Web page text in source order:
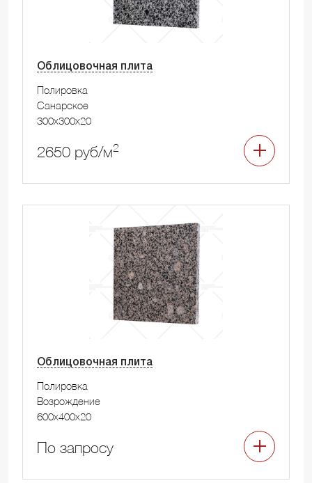
Облицовочная плита
Полировка
Санарское
300x300x20
2650 руб/м2
Облицовочная плита
Полировка
Возрождение
600x400x20
По запросу